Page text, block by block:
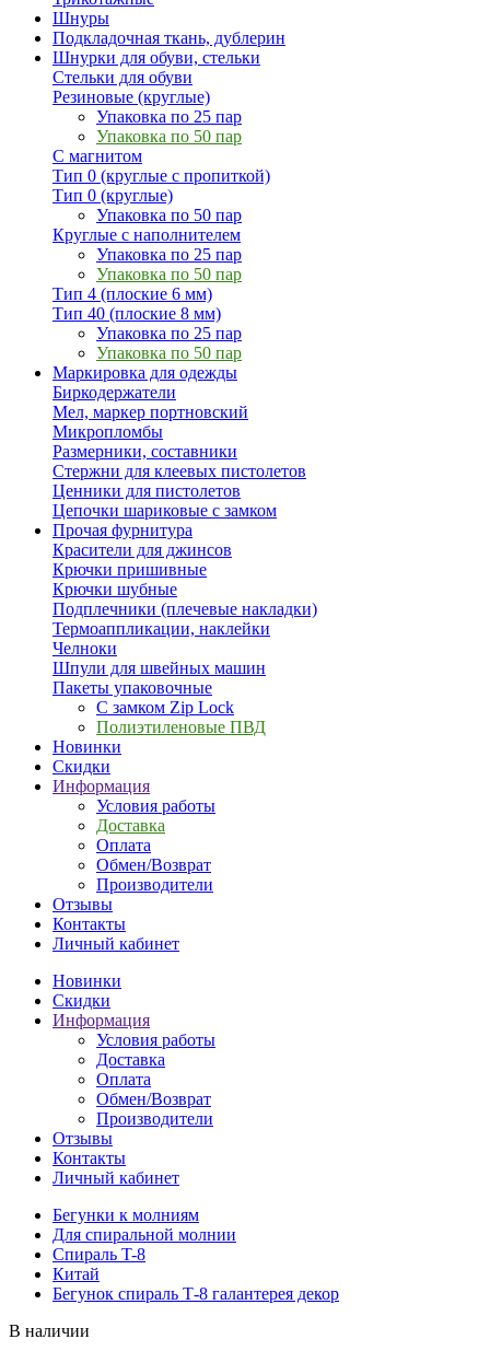
Шнуры
Подкладочная ткань, дублерин
Шнурки для обуви, стельки
Стельки для обуви
Резиновые (круглые)
Упаковка по 25 пар
Упаковка по 50 пар
С магнитом
Тип 0 (круглые с пропиткой)
Тип 0 (круглые)
Упаковка по 50 пар
Круглые с наполнителем
Упаковка по 25 пар
Упаковка по 50 пар
Тип 4 (плоские 6 мм)
Тип 40 (плоские 8 мм)
Упаковка по 25 пар
Упаковка по 50 пар
Маркировка для одежды
Биркодержатели
Мел, маркер портновский
Микропломбы
Размерники, составники
Стержни для клеевых пистолетов
Ценники для пистолетов
Цепочки шариковые с замком
Прочая фурнитура
Красители для джинсов
Крючки пришивные
Крючки шубные
Подплечники (плечевые накладки)
Термоаппликации, наклейки
Челноки
Шпули для швейных машин
Пакеты упаковочные
С замком Zip Lock
Полиэтиленовые ПВД
Новинки
Скидки
Информация
Условия работы
Доставка
Оплата
Обмен/Возврат
Производители
Отзывы
Контакты
Личный кабинет
Новинки
Скидки
Информация
Условия работы
Доставка
Оплата
Обмен/Возврат
Производители
Отзывы
Контакты
Личный кабинет
Бегунки к молниям
Для спиральной молнии
Спираль T-8
Китай
Бегунок спираль Т-8 галантерея декор
В наличии